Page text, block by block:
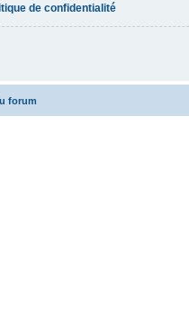
de confidentialité
forum